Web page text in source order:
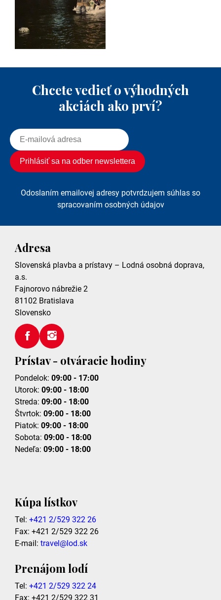
Chcete vedieť o výhodných
akciách ako prví?
Odoslaním emailovej adresy potvrdzujem súhlas so
spracovaním osobných údajov
Adresa
Slovenská plavba a prístavy – Lodná osobná doprava,
a.s.
Fajnorovo nábrežie 2
81102 Bratislava
Slovensko
Prístav - otváracie hodiny
Pondelok: 09:00 - 17:00
Utorok: 09:00 - 18:00
Streda: 09:00 - 18:00
Štvrtok: 09:00 - 18:00
Piatok: 09:00 - 18:00
Sobota: 09:00 - 18:00
Nedeľa: 09:00 - 18:00
Kúpa lístkov
Tel: +421 2/529 322 26
Fax: +421 2/529 322 26
E-mail: travel@lod.sk
Prenájom lodí
Tel: +421 2/529 322 24
Fax: +421 2/529 322 31